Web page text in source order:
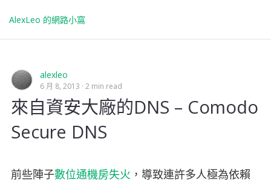
AlexLeo 的網路小窩
alexleo
6 月 8, 2013 2 min read
來自資安大廠的DNS – Comodo
Secure DNS
前些陣子數位通機房失火 ，導致連許多人極為依賴